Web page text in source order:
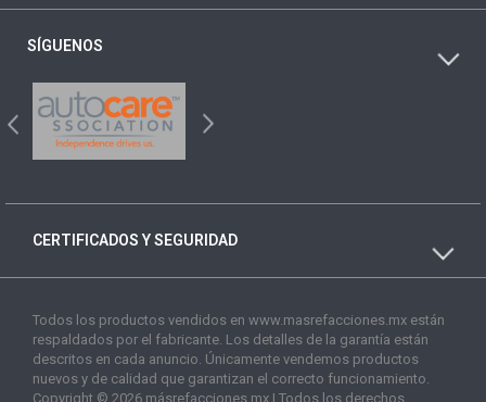
SÍGUENOS
CERTIFICADOS Y SEGURIDAD
Todos los productos vendidos en www.masrefacciones.mx están
respaldados por el fabricante. Los detalles de la garantía están
descritos en cada anuncio. Únicamente vendemos productos
nuevos y de calidad que garantizan el correcto funcionamiento.
Copyright © 2026 másrefacciones.mx | Todos los derechos